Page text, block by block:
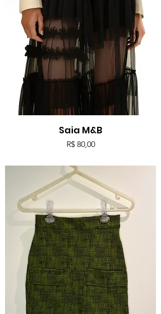
Saia M&B
Preço
R$ 80,00